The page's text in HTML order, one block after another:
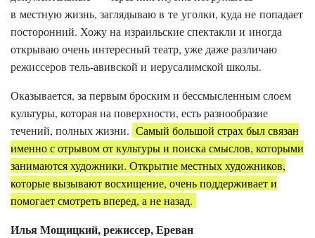
в местную жизнь, заглядываю в те уголки, куда не попадает
посторонний. Хожу на израильские спектакли и иногда
открываю очень интересный театр, уже даже различаю
режиссеров тель-авивской и иерусалимской школы.
Оказывается, за первым броским и бессмысленным слоем
культуры, которая на поверхности, есть разнообразие
течений, полных жизни. Самый большой страх был связан
именно с отрывом от культуры и поиска смыслов, которыми
занимаются художники. Открытие местных художников,
которые вызывают восхищение, очень поддерживает и
помогает смотреть вперед, а не назад.
Илья Мощицкий, режиссер, Ереван